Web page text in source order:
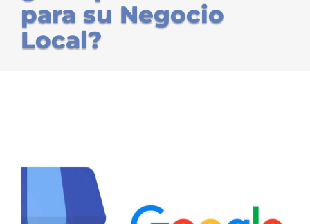
Agencia SEM
Presupuesto SEO
para su Negocio
Local?